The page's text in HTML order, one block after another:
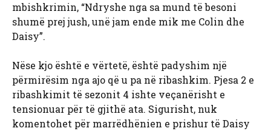
mbishkrimin, “Ndryshe nga sa mund të besoni
shumë prej jush, unë jam ende mik me Colin dhe
Daisy”.
Nëse kjo është e vërtetë, është padyshim një
përmirësim nga ajo që u pa në ribashkim. Pjesa 2 e
ribashkimit të sezonit 4 ishte veçanërisht e
tensionuar për të gjithë ata. Sigurisht, nuk
komentohet për marrëdhënien e prishur të Daisy